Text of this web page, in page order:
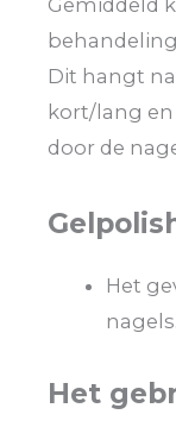
Gemiddeld
Dit hangt
kort/lang
door de
Het
nagels.
Het